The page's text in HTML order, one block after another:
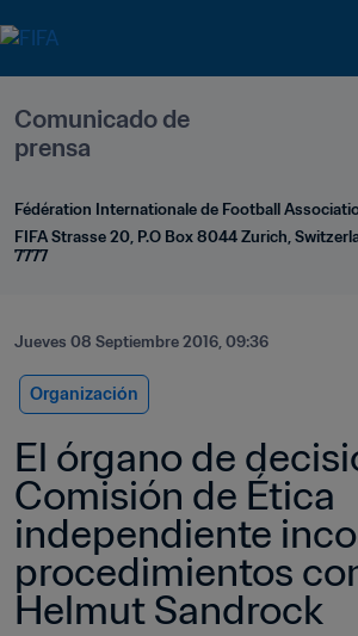
Comunicado de
prensa
Fédération Internationale de Football
FIFA Strasse 20, P.O Box 8044 Zurich,
7777
Jueves 08 Septiembre 2016, 09:36
Organización
El órgano de
Comisión de Ética
independiente
procedimientos
Helmut Sandrock